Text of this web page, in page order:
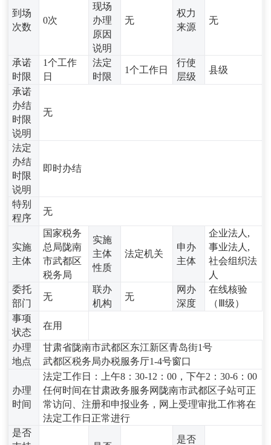
到场
次数
0次
现场
办理
原因
说明
无
权力
来源
无
承诺
时限
1个工作
日
法定
时限
1个工作日
行使
层级
县级
承诺
办结
时限
说明
无
法定
办结
时限
说明
即时办结
特别
程序
无
实施
主体
国家税务
总局陇南
市武都区
税务局
实施
主体
性质
法定机关
申办
主体
企业法人,
事业法人,
社会组织法
人
委托
部门
无
联办
机构
无
网办
深度
在线核验
（Ⅲ级）
事项
状态
在用
办理
地点
甘肃省陇南市武都区东江新区青岛街1号
武都区税务局办税服务厅1-4号窗口
办理
时间
法定工作日：上午8：30-12：00，下午2：30-6：00
任何时间在甘肃政务服务网陇南市武都区子站可正
常访问、注册和申报业务，网上受理审批工作将在
法定工作日正常进行
是否
是否